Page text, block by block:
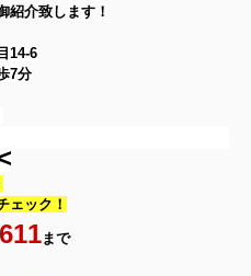
紹介致します！
14-6
7分
ェック！
まで